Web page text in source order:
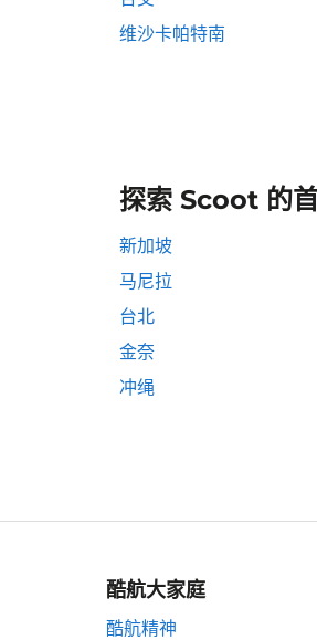
维沙卡帕特南
探索 Scoot 的
新加坡
马尼拉
台北
金奈
冲绳
酷航大家庭
酷航精神